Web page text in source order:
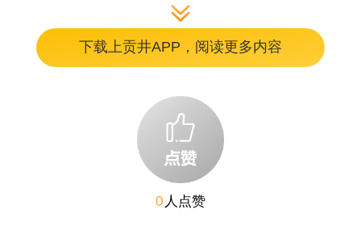
下载上贡井APP，阅读更多内容
0 人点赞